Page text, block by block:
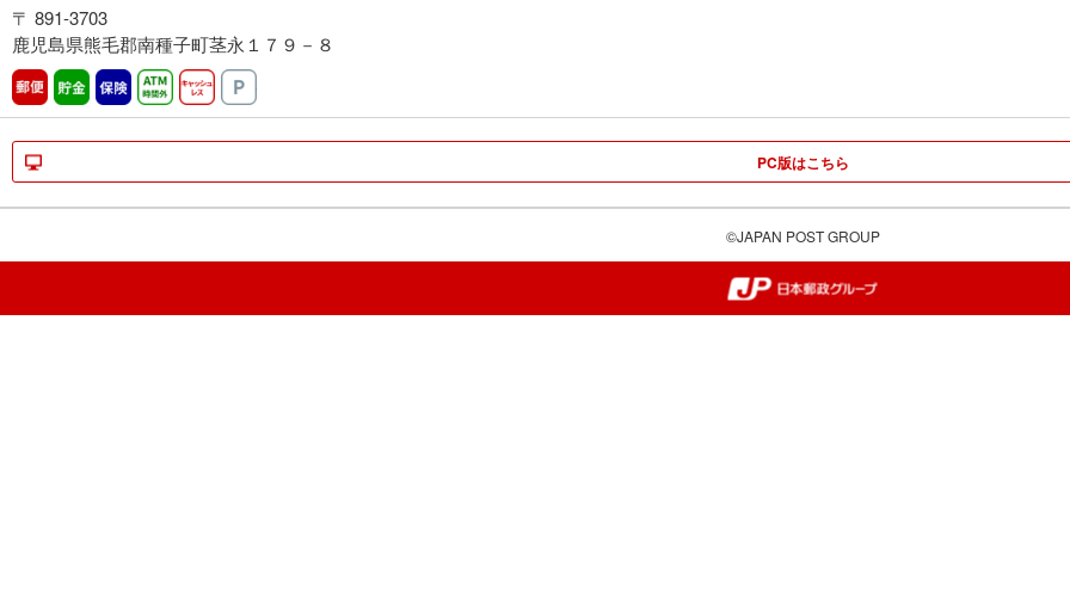
〒 891-3703
鹿児島県熊毛郡南種子町茎永１７９－８
郵便 貯金 保険 ATM時間外キャッシュレス
PC版はこちら
©JAPAN POST GROUP